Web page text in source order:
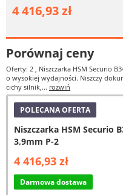
4 416,93 zł
Porównaj ceny
Oferty: 2 , Niszczarka HSM Securio
o wysokiej wydajności. Niszczy
cichy silnik,... rozwiń
POLECANA OFERTA
Niszczarka HSM Securio
3,9mm P-2
4 416,93 zł
Darmowa dostawa